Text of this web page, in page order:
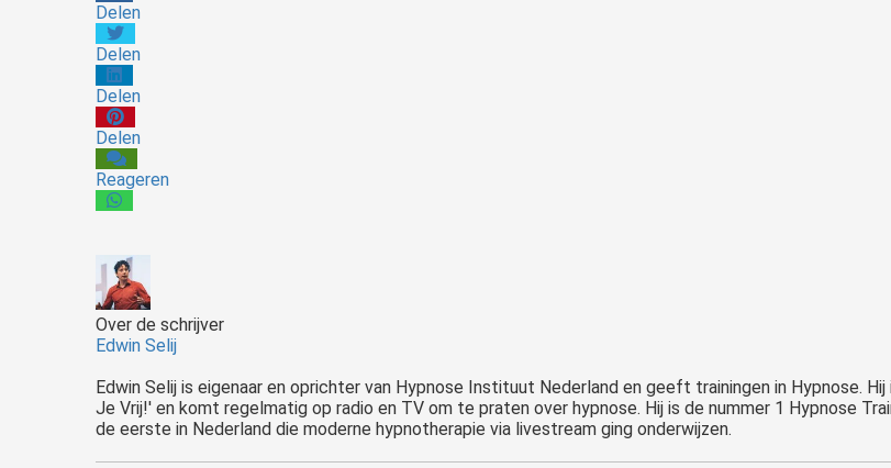
Delen
Delen
Delen
Delen
Reageren
Over de schrijver
Edwin Selij
Edwin Selij is eigenaar en oprichter van Hypnose Instituut Nederland en geeft trainingen in Hypnose.
Je Vrij!' en komt regelmatig op radio en TV om te praten over hypnose. Hij is de nummer 1 Hypnose
de eerste in Nederland die moderne hypnotherapie via livestream ging onderwijzen.